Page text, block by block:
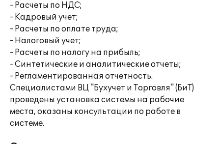
- Расчеты по НДС;
- Кадровый учет;
- Расчеты по оплате труда;
- Налоговый учет;
- Расчеты по налогу на прибыль;
- Синтетические и аналитические отчеты;
- Регламентированная отчетность.
Специалистами ВЦ "Бухучет и Торговля" (БиТ)
проведены установка системы на рабочие
места, оказаны консультации по работе в
системе.